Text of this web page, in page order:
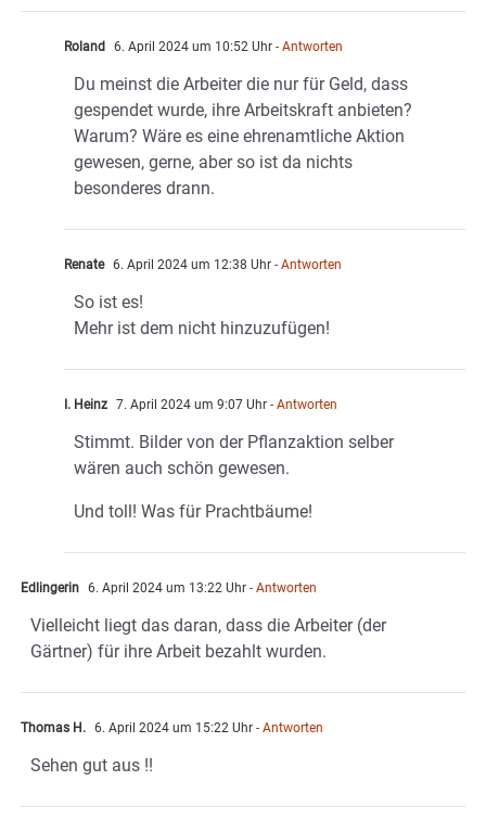
Roland 6. April 2024 um 10:52 Uhr - Antworten
Du meinst die Arbeiter die nur für Geld, dass
gespendet wurde, ihre Arbeitskraft anbieten?
Warum? Wäre es eine ehrenamtliche Aktion
gewesen, gerne, aber so ist da nichts
besonderes drann.
Renate 6. April 2024 um 12:38 Uhr - Antworten
So ist es!
Mehr ist dem nicht hinzuzufügen!
I. Heinz 7. April 2024 um 9:07 Uhr - Antworten
Stimmt. Bilder von der Pflanzaktion selber
wären auch schön gewesen.
Und toll! Was für Prachtbäume!
Edlingerin 6. April 2024 um 13:22 Uhr - Antworten
Vielleicht liegt das daran, dass die Arbeiter (der
Gärtner) für ihre Arbeit bezahlt wurden.
Thomas H. 6. April 2024 um 15:22 Uhr - Antworten
Sehen gut aus !!